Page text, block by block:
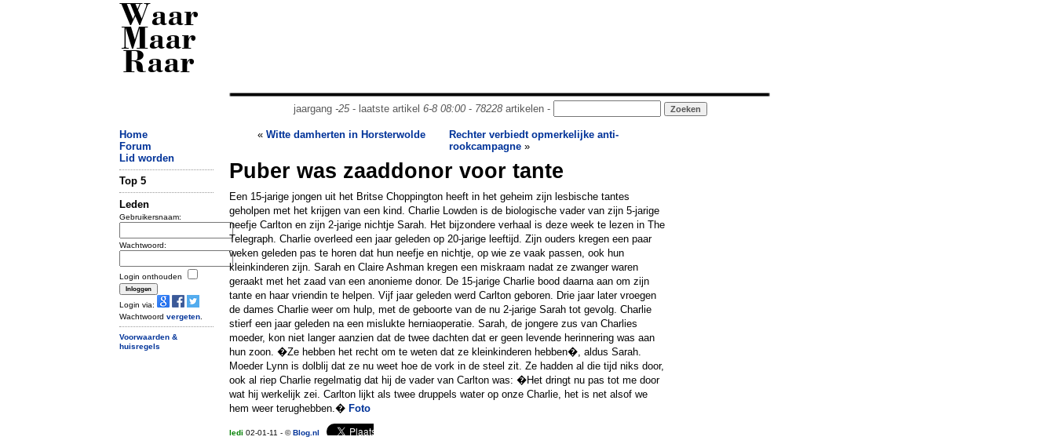
Waar
Maar
Raar
jaargang -25- laatste artikel 6-8 08:00- 78228artikelen -
Home
Forum
Lid worden
Top 5
Leden
Gebruikersnaam:
Wachtwoord:
Login onthouden
Login via:
Wachtwoord vergeten
Voorwaarden &
huisregels
« Witte damherten in Horsterwolde
Rechter verbiedt opmerkelijke anti-
rookcampagne »
Puber was zaaddonor voor tante
Een 15-jarige jongen uit het Britse Choppington heeft in het geheim zijn lesbische tantes
geholpen met het krijgen van een kind. Charlie Lowden is de biologische vader van zijn 5-jarige
neefje Carlton en zijn 2-jarige nichtje Sarah. Het bijzondere verhaal is deze week te lezen in The
Telegraph. Charlie overleed een jaar geleden op 20-jarige leeftijd. Zijn ouders kregen een paar
weken geleden pas te horen dat hun neefje en nichtje, op wie ze vaak passen, ook hun
kleinkinderen zijn. Sarah en Claire Ashman kregen een miskraam nadat ze zwanger waren
geraakt met het zaad van een anonieme donor. De 15-jarige Charlie bood daarna aan om zijn
tante en haar vriendin te helpen. Vijf jaar geleden werd Carlton geboren. Drie jaar later vroegen
de dames Charlie weer om hulp, met de geboorte van de nu 2-jarige Sarah tot gevolg. Charlie
stierf een jaar geleden na een mislukte herniaoperatie. Sarah, de jongere zus van Charlies
moeder, kon niet langer aanzien dat de twee dachten dat er geen levende herinnering was aan
hun zoon. �Ze hebben het recht om te weten dat ze kleinkinderen hebben�, aldus Sarah.
Moeder Lynn is dolblij dat ze nu weet hoe de vork in de steel zit. Ze hadden al die tijd niks door,
ook al riep Charlie regelmatig dat hij de vader van Carlton was: �Het dringt nu pas tot me door
wat hij werkelijk zei. Carlton lijkt als twee druppels water op onze Charlie, het is net alsof we
hem weer terughebben.� Foto
ledi 02-01-11 - ©Blog.nl